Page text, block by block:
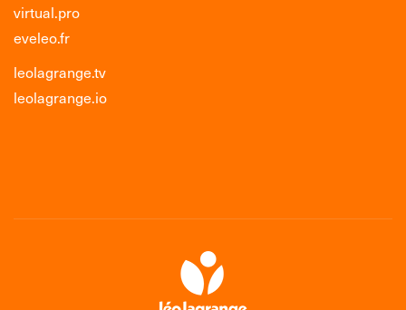
virtual.pro
eveleo.fr
leolagrange.tv
leolagrange.io